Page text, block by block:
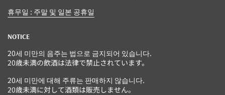
휴무일 : 주말 및 일본 공휴일
NOTICE
20세 미만의 음주는 법으로 금지되어 있습니다.
20歳未満の飲酒は法律で禁止されています。
20세 미만에 대해 주류는 판매하지 않습니다.
20歳未満に対して酒類は販売しません。